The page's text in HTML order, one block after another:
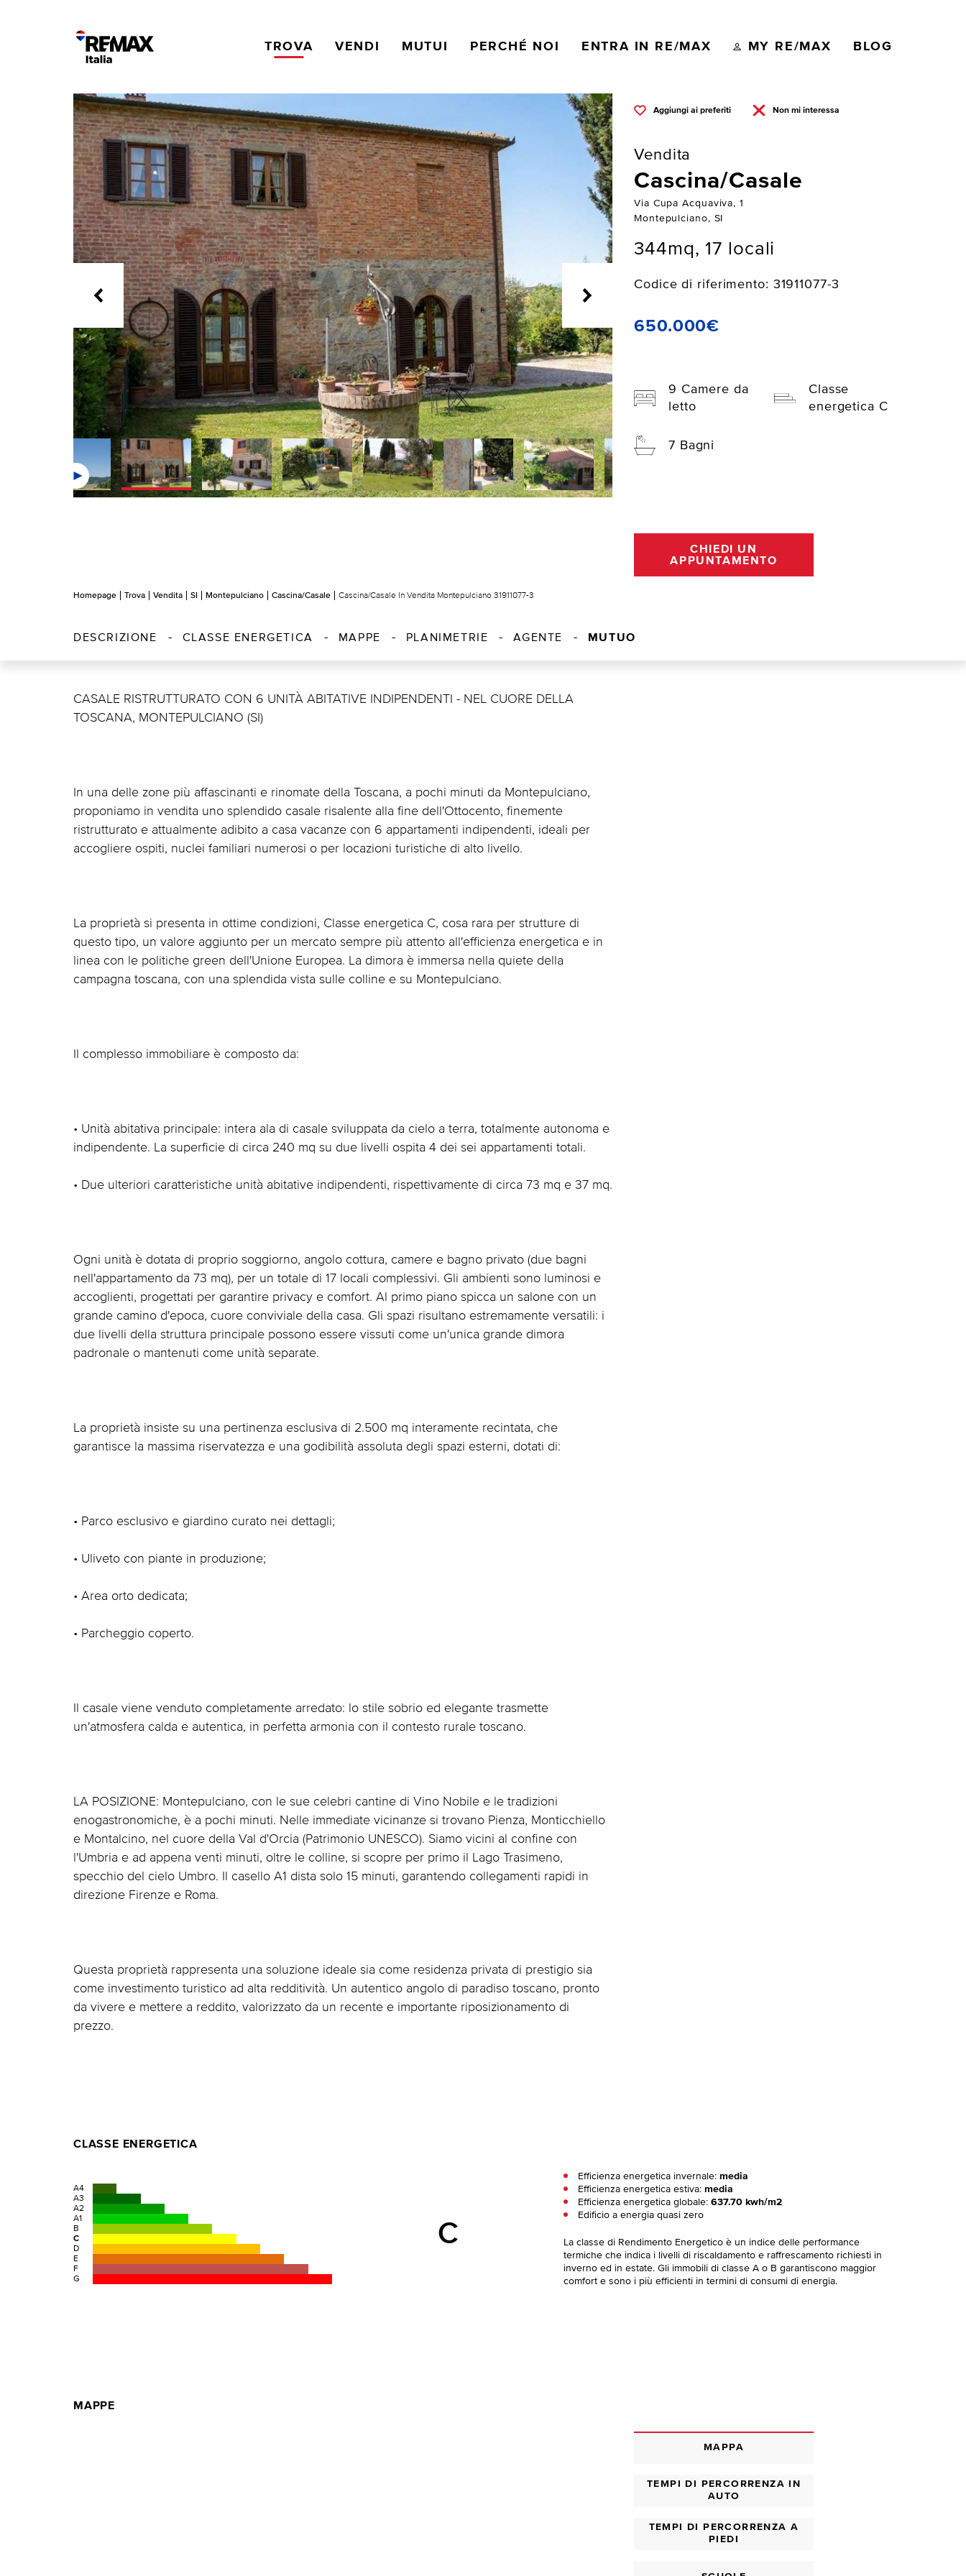
TROVA VENDI MUTUI PERCHÉ NOI ENTRA IN RE/MAX MY RE/MAX BLOG
Aggiungi ai preferiti Non mi interessa
Vendita
Cascina/Casale
Via Cupa Acquaviva, 1
Montepulciano, SI
344mq, 17 locali
Codice di riferimento: 31911077-3
650.000€
9 Camere da
letto
Classe
energetica C
7 Bagni
CHIEDI UN
APPUNTAMENTO
Homepage Trova Vendita SI Montepulciano Cascina/Casale Cascina/Casale In Vendita Montepulciano 31911077-3
DESCRIZIONE CLASSE ENERGETICA MAPPE PLANIMETRIE AGENTE MUTUO
CASALE RISTRUTTURATO CON 6 UNITÀ ABITATIVE INDIPENDENTI - NEL CUORE DELLA
TOSCANA, MONTEPULCIANO (SI)
In una delle zone più affascinanti e rinomate della Toscana, a pochi minuti da Montepulciano,
proponiamo in vendita uno splendido casale risalente alla fine dell'Ottocento, finemente
ristrutturato e attualmente adibito a casa vacanze con 6 appartamenti indipendenti, ideali per
accogliere ospiti, nuclei familiari numerosi o per locazioni turistiche di alto livello.
La proprietà si presenta in ottime condizioni, Classe energetica C, cosa rara per strutture di
questo tipo, un valore aggiunto per un mercato sempre più attento all'efficienza energetica e in
linea con le politiche green dell'Unione Europea. La dimora è immersa nella quiete della
campagna toscana, con una splendida vista sulle colline e su Montepulciano.
Il complesso immobiliare è composto da:
• Unità abitativa principale: intera ala di casale sviluppata da cielo a terra, totalmente autonoma e
indipendente. La superficie di circa 240 mq su due livelli ospita 4 dei sei appartamenti totali.
• Due ulteriori caratteristiche unità abitative indipendenti, rispettivamente di circa 73 mq e 37 mq.
Ogni unità è dotata di proprio soggiorno, angolo cottura, camere e bagno privato (due bagni
nell'appartamento da 73 mq), per un totale di 17 locali complessivi. Gli ambienti sono luminosi e
accoglienti, progettati per garantire privacy e comfort. Al primo piano spicca un salone con un
grande camino d'epoca, cuore conviviale della casa. Gli spazi risultano estremamente versatili: i
due livelli della struttura principale possono essere vissuti come un'unica grande dimora
padronale o mantenuti come unità separate.
La proprietà insiste su una pertinenza esclusiva di 2.500 mq interamente recintata, che
garantisce la massima riservatezza e una godibilità assoluta degli spazi esterni, dotati di:
• Parco esclusivo e giardino curato nei dettagli;
• Uliveto con piante in produzione;
• Area orto dedicata;
• Parcheggio coperto.
Il casale viene venduto completamente arredato: lo stile sobrio ed elegante trasmette
un'atmosfera calda e autentica, in perfetta armonia con il contesto rurale toscano.
LA POSIZIONE: Montepulciano, con le sue celebri cantine di Vino Nobile e le tradizioni
enogastronomiche, è a pochi minuti. Nelle immediate vicinanze si trovano Pienza, Monticchiello
e Montalcino, nel cuore della Val d'Orcia (Patrimonio UNESCO). Siamo vicini al confine con
l'Umbria e ad appena venti minuti, oltre le colline, si scopre per primo il Lago Trasimeno,
specchio del cielo Umbro. Il casello A1 dista solo 15 minuti, garantendo collegamenti rapidi in
direzione Firenze e Roma.
Questa proprietà rappresenta una soluzione ideale sia come residenza privata di prestigio sia
come investimento turistico ad alta redditività. Un autentico angolo di paradiso toscano, pronto
da vivere e mettere a reddito, valorizzato da un recente e importante riposizionamento di
prezzo.
CLASSE ENERGETICA
A4
A3
A2
A1
B
C
D
E
F
G
C
Efficienza energetica invernale:media
Efficienza energetica estiva:media
Efficienza energetica globale:637.70 kwh/m2
Edificio a energia quasi zero
La classe di Rendimento Energetico è un indice delle performance
termiche che indica i livelli di riscaldamento e raffrescamento richiesti in
inverno ed in estate. Gli immobili di classe A o B garantiscono maggior
comfort e sono i più efficienti in termini di consumi di energia.
MAPPE
MAPPA
TEMPI DI PERCORRENZA IN
AUTO
TEMPI DI PERCORRENZA A
PIEDI